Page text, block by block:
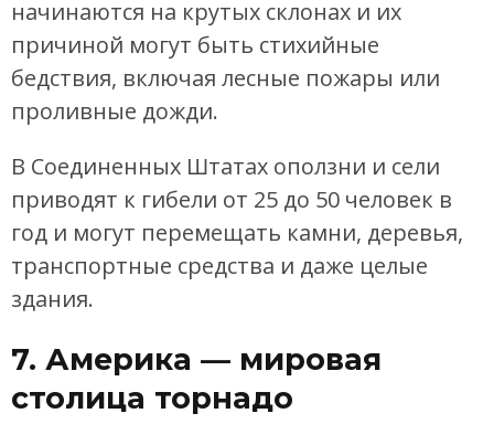
начинаются на крутых склонах и их
причиной могут быть стихийные
бедствия, включая лесные пожары или
проливные дожди.
В Соединенных Штатах оползни и сели
приводят к гибели от 25 до 50 человек в
год и могут перемещать камни, деревья,
транспортные средства и даже целые
здания.
7. Америка — мировая
столица торнадо